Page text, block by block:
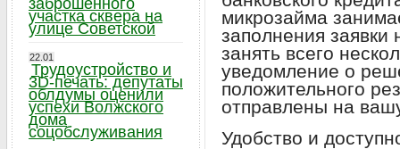
микрозайма
заполнения заявки
занять всего
уведомление о
положительного
отправлены на
Удобство и
заброшенного
участка сквера на
улице Советской
22.01
Трудоустройство и
3D-печать: депутаты
облдумы оценили
успехи Волжского
дома
соцобслуживания